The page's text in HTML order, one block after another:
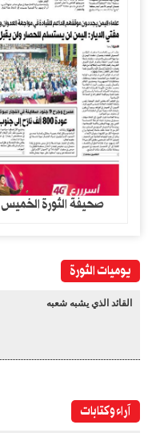
صحيفة الثورة الخميس 23 صفر 1448- 6 اغسطس 2026
يوميات الثورة
القائد الذي يشبه شعبه
آراء وكتابات